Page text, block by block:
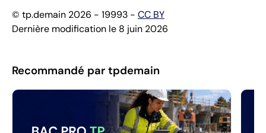
© tp.demain 2026 - 19993 - CC BY
Dernière modification le 8 juin 2026
Recommandé par tpdemain